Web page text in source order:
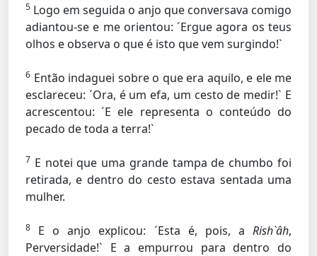
5 Logo em seguida o anjo que conversava comigo
adiantou-se e me orientou: ´Ergue agora os teus
olhos e observa o que é isto que vem surgindo!`
6 Então indaguei sobre o que era aquilo, e ele me
esclareceu: ´Ora, é um efa, um cesto de medir!` E
acrescentou: ´E ele representa o conteúdo do
pecado de toda a terra!`
7 E notei que uma grande tampa de chumbo foi
retirada, e dentro do cesto estava sentada uma
mulher.
8 E o anjo explicou: ´Esta é, pois, a Rish`âh,
Perversidade!` E a empurrou para dentro do